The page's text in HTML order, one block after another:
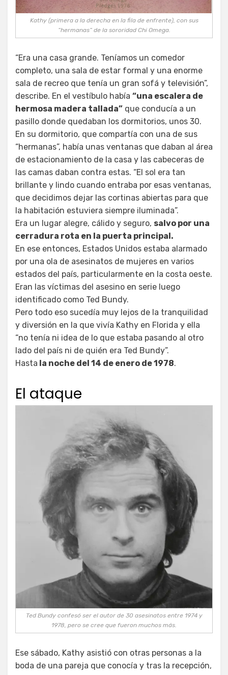
Kathy (primera a la derecha en la fila de enfrente), con sus
“hermanas” de la sororidad Chi Omega.
“Era una casa grande. Teníamos un comedor
completo, una sala de estar formal y una enorme
sala de recreo que tenía un gran sofá y televisión”,
describe. En el vestíbulo había “una escalera de
hermosa madera tallada” que conducía a un
pasillo donde quedaban los dormitorios, unos 30.
En su dormitorio, que compartía con una de sus
“hermanas”, había unas ventanas que daban al área
de estacionamiento de la casa y las cabeceras de
las camas daban contra estas. “El sol era tan
brillante y lindo cuando entraba por esas ventanas,
que decidimos dejar las cortinas abiertas para que
la habitación estuviera siempre iluminada”.
Era un lugar alegre, cálido y seguro, salvo por una
cerradura rota en la puerta principal.
En ese entonces, Estados Unidos estaba alarmado
por una ola de asesinatos de mujeres en varios
estados del país, particularmente en la costa oeste.
Eran las víctimas del asesino en serie luego
identificado como Ted Bundy.
Pero todo eso sucedía muy lejos de la tranquilidad
y diversión en la que vivía Kathy en Florida y ella
“no tenía ni idea de lo que estaba pasando al otro
lado del país ni de quién era Ted Bundy”.
Hasta la noche del 14 de enero de 1978.
El ataque
Ted Bundy confesó ser el autor de 30 asesinatos entre 1974 y
1978, pero se cree que fueron muchos más.
Ese sábado, Kathy asistió con otras personas a la
boda de una pareja que conocía y tras la recepción,